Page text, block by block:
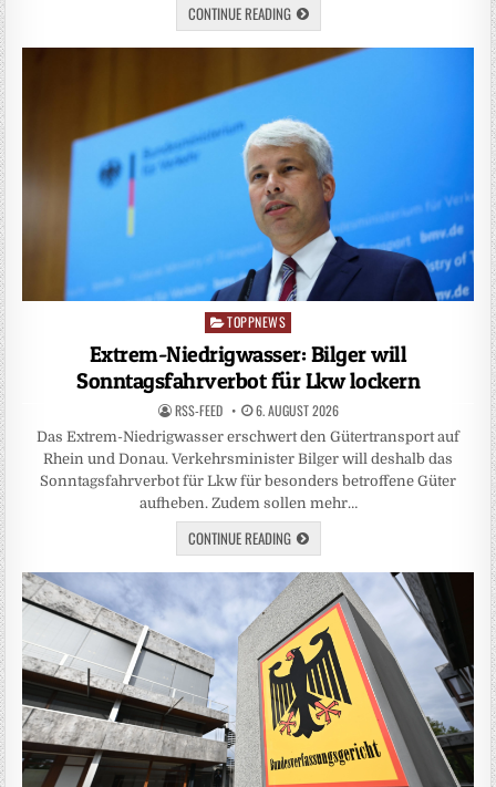
CONTINUE READING
Posted
in
TOPPNEWS
Extrem-Niedrigwasser: Bilger will
Sonntagsfahrverbot für Lkw lockern
RSS-FEED 6. AUGUST 2026
Das Extrem-Niedrigwasser erschwert den Gütertransport auf
Rhein und Donau. Verkehrsminister Bilger will deshalb das
Sonntagsfahrverbot für Lkw für besonders betroffene Güter
aufheben. Zudem sollen mehr…
CONTINUE READING